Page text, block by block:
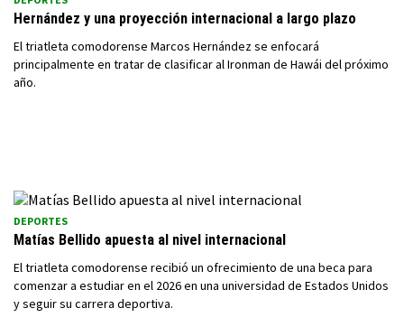
Hernández y una proyección internacional a largo plazo
El triatleta comodorense Marcos Hernández se enfocará
principalmente en tratar de clasificar al Ironman de Hawái del próximo
año.
DEPORTES
Matías Bellido apuesta al nivel internacional
El triatleta comodorense recibió un ofrecimiento de una beca para
comenzar a estudiar en el 2026 en una universidad de Estados Unidos
y seguir su carrera deportiva.